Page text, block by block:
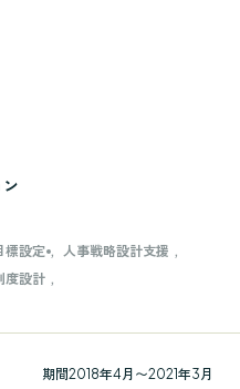
標設定
人事戦略設計支援
度設計
期間2018年4月〜2021年3月